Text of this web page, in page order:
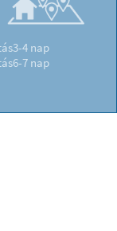
3-4 nap
6-7 nap